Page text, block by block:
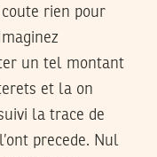
rien pour
un tel montant
et la on
la trace de
precede. Nul